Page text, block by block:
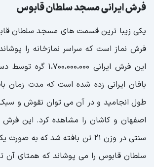
فرش ایرانی مسجد سلطان قابوس
یکی زیبا ترین قسمت های مسجد سلطان
فرش نماز است که سراسر نمازخانه را
این فرش ایرانی
طول انجامید و در آن می توان نقوش و
سنتی در وزن 21 تن بافته شد که
سلطان قابوس را می پوشاند که همتای آن